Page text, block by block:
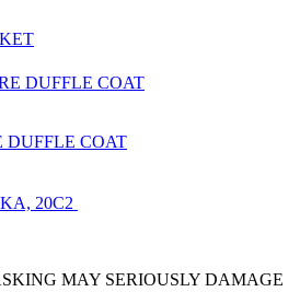
DUFFLE COAT
20C2
MAY SERIOUSLY DAMAGE